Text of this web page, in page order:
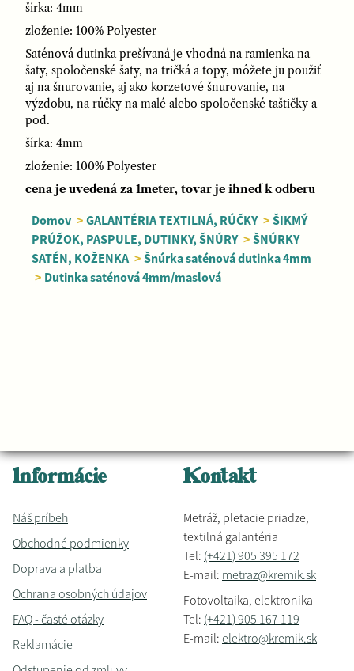
šírka: 4mm
zloženie: 100% Polyester
Saténová dutinka prešívaná je vhodná na ramienka na
šaty, spoločenské šaty, na tričká a topy, môžete ju použiť
aj na šnurovanie, aj ako korzetové šnurovanie, na
výzdobu, na rúčky na malé alebo spoločenské taštičky a
pod.
šírka: 4mm
zloženie: 100% Polyester
cena je uvedená za 1meter, tovar je ihneď k odberu
Domov > GALANTÉRIA TEXTILNÁ, RÚČKY > ŠIKMÝ
PRÚŽOK, PASPULE, DUTINKY, ŠNÚRY > ŠNÚRKY
SATÉN, KOŽENKA > Šnúrka saténová dutinka 4mm
> Dutinka saténová 4mm/maslová
Informácie
Náš príbeh
Obchodné podmienky
Doprava a platba
Ochrana osobných údajov
FAQ - časté otázky
Reklamácie
Kontakt
Metráž, pletacie priadze,
textilná galantéria
Tel: (+421) 905 395 172
E-mail: metraz@kremik.sk
Fotovoltaika, elektronika
Tel: (+421) 905 167 119
E-mail: elektro@kremik.sk